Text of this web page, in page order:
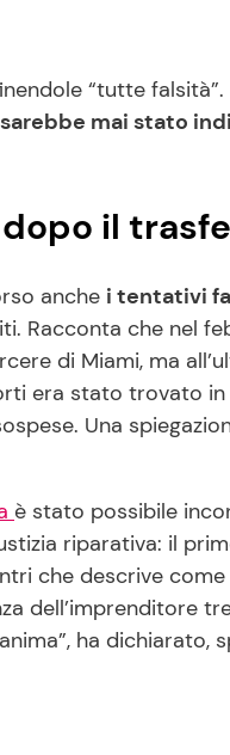
“tutte
mai stato
il
anche i tentativi
Racconta che nel
di Miami, ma
era stato trovato
Una
è stato possibile
riparativa: il
che descrive
dell’imprenditore
ha dichiarato,